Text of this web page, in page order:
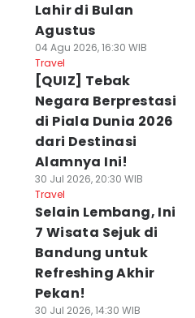
Lahir di Bulan
Agustus
04 Agu 2026, 16:30 WIB
Travel
[QUIZ] Tebak
Negara Berprestasi
di Piala Dunia 2026
dari Destinasi
Alamnya Ini!
30 Jul 2026, 20:30 WIB
Travel
Selain Lembang, Ini
7 Wisata Sejuk di
Bandung untuk
Refreshing Akhir
Pekan!
30 Jul 2026, 14:30 WIB